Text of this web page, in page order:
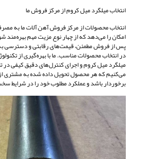
انتخاب میلگرد میل کروم از مرکز فروش ما
انتخاب محصولات از مرکز فروش آهن آلات ما به
امکان را می‌دهد که از چهار نوع مزیت مهم بهره‌مند
پس از فروش مطمئن، قیمت‌های رقابتی و دسترسی
در انتخاب محصولات مناسب. ما با بهره‌گیری از
میلگرد میل کروم و اجرای کنترل‌های دقیق کیفی در
می‌کنیم که هر محصول تحویل داده شده به مشتری
برخوردار باشد و عملکرد مطلوب خود را در شرایط